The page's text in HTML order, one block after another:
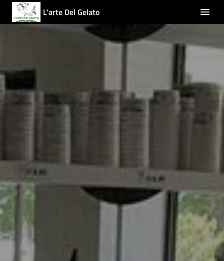
L'arte Del Gelato